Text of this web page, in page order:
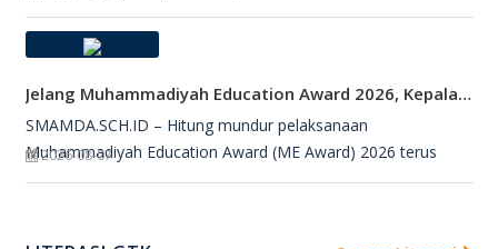
Jelang Muhammadiyah Education Award 2026, Kepala SMAMDA Sidoarjo Suntik Semangat Kontingen
SMAMDA.SCH.ID – Hitung mundur pelaksanaan
Muhammadiyah Education Award (ME Award) 2026 terus
2026-08-07